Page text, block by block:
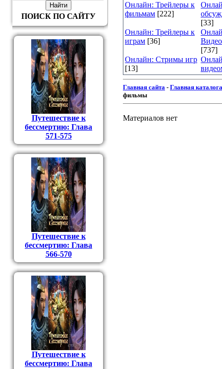
ПОИСК ПО САЙТУ
Путешествие к
бессмертию: Глава
571-575
Путешествие к
бессмертию: Глава
566-570
Путешествие к
бессмертию: Глава
Онлайн: Трейлеры к
фильмам [222]
[33]
Онлайн: Трейлеры к
играм [36]
[737]
Онлайн: Стримы игр
[13]
Главная сайта - Главная каталога
фильмы
Материалов нет